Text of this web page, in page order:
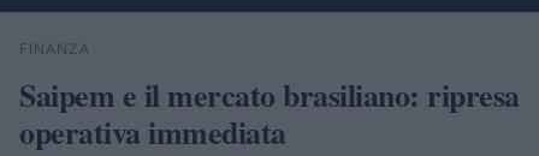
Cerca
FINANZA
Saipem e il mercato brasiliano: ripresa
operativa immediata